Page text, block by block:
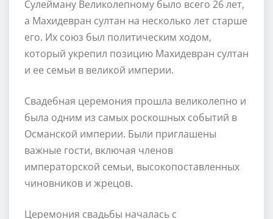
Сулейману Великолепному было всего 26 лет,
а Махидевран султан на несколько лет старше
его. Их союз был политическим ходом,
который укрепил позицию Махидевран султан
и ее семьи в великой империи.
Свадебная церемония прошла великолепно и
была одним из самых роскошных событий в
Османской империи. Были приглашены
важные гости, включая членов
императорской семьи, высокопоставленных
чиновников и жрецов.
Церемония свадьбы началась с